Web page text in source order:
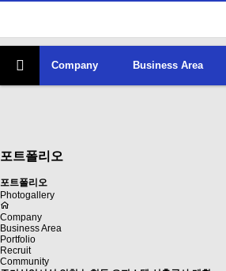
Company Business Area
포트폴리오
포트폴리오
Photogallery
Company
Business Area
Portfolio
Recruit
Community